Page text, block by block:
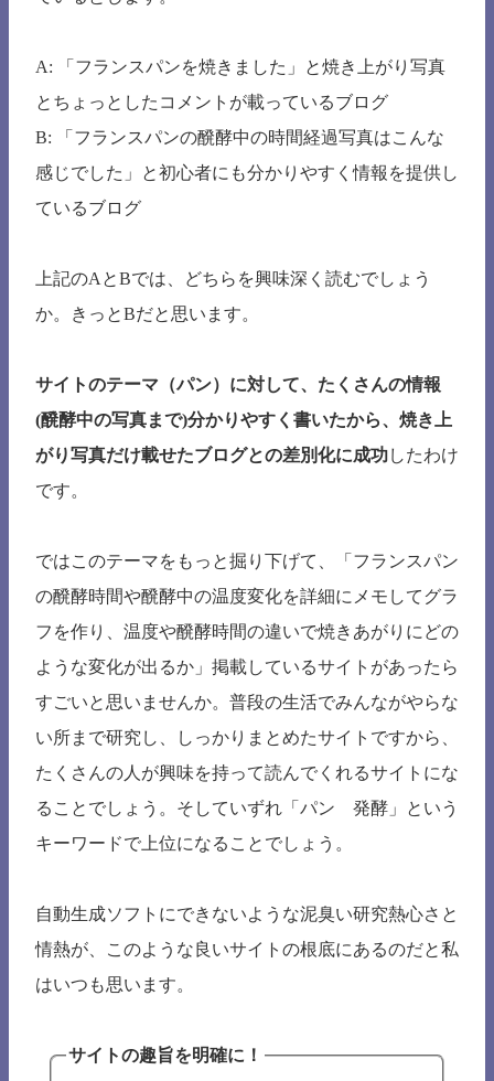
A: 「フランスパンを焼きました」と焼き上がり写真
とちょっとしたコメントが載っているブログ
B: 「フランスパンの醗酵中の時間経過写真はこんな
感じでした」と初心者にも分かりやすく情報を提供し
ているブログ
上記のAとBでは、どちらを興味深く読むでしょう
か。きっとBだと思います。
サイトのテーマ（パン）に対して、たくさんの情報
(醗酵中の写真まで)分かりやすく書いたから、焼き上
がり写真だけ載せたブログとの差別化に成功したわけ
です。
ではこのテーマをもっと掘り下げて、「フランスパン
の醗酵時間や醗酵中の温度変化を詳細にメモしてグラ
フを作り、温度や醗酵時間の違いで焼きあがりにどの
ような変化が出るか」掲載しているサイトがあったら
すごいと思いませんか。普段の生活でみんながやらな
い所まで研究し、しっかりまとめたサイトですから、
たくさんの人が興味を持って読んでくれるサイトにな
ることでしょう。そしていずれ「パン 発酵」という
キーワードで上位になることでしょう。
自動生成ソフトにできないような泥臭い研究熱心さと
情熱が、このような良いサイトの根底にあるのだと私
はいつも思います。
サイトの趣旨を明確に！